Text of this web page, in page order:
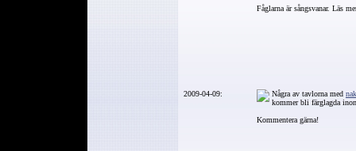
Fåglarna är sångsvanar. Läs
2009-04-09: Några av tavlorna med
kommer bli färglagda
Kommentera gärna!